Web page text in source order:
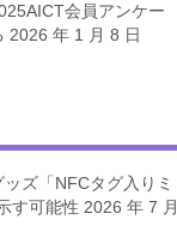
会員アンケー
2026 年 1 月 8 日
ズ「NFCタグ入りミ
す可能性 2026 年 7 月